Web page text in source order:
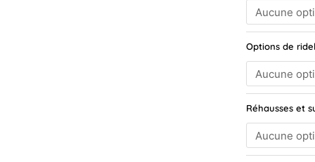
Options de
Réhausses et
HAPERT
Azure
H-
1
305x160
1
essieux
/
Roues
13